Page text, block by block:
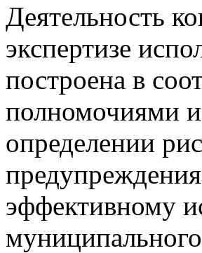
Деятельность
экспертизе
построена в
полномочиями и
определении
эффективному